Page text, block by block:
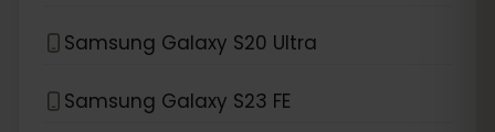
Samsung Galaxy S20 Ultra
Samsung Galaxy S23 FE